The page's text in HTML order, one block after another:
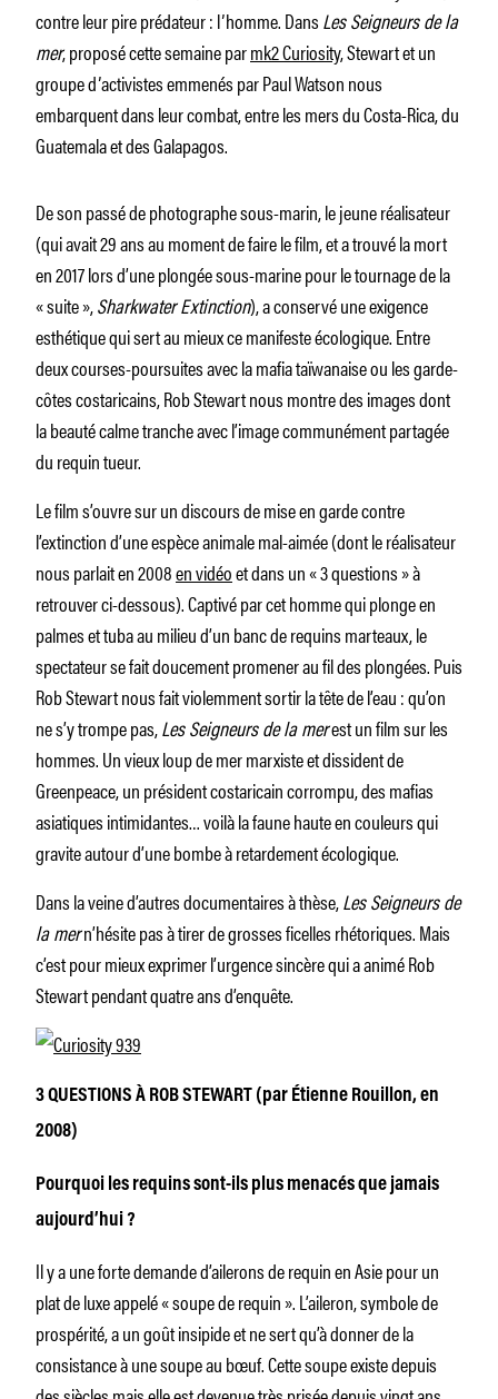
contre leur pire prédateur :lʼhomme.DansLes Seigneurs de la
mer, proposé cette semaine parmk2 Curiosity, Stewart et un
groupedʼactivistesemmenés par Paul Watson nous
embarquent dans leur combat, entre les mers duCosta-Rica, du
Guatemala et des Galapagos.
De son passé de photographe sous-marin, le jeune réalisateur
(qui avait 29 ans au moment de faire le film, et a trouvé la mort
en 2017 lors d’une plongée sous-marine pour le tournage de la
« suite »,Sharkwater Extinction), a conservé une exigence
esthétique qui sert au mieux ce manifeste écologique. Entre
deux courses-poursuites avec la mafia taïwanaise ou les garde-
côtes costaricains, Rob Stewart nous montre des images dont
la beauté calme tranche avec l’image communément partagée
du requin tueur.
Le film s’ouvre sur un discours de mise en garde contre
l’extinction d’une espèce animale mal-aimée (dont le réalisateur
nous parlait en 2008en vidéoet dans un « 3 questions » à
retrouver ci-dessous). Captivé par cet homme qui plonge en
palmes et tuba au milieu d’un banc de requins marteaux, le
spectateur se fait doucement promener au fil des plongées. Puis
Rob Stewart nous fait violemment sortir la tête de l’eau : qu’on
ne s’y trompe pas,Les Seigneurs de la merest un film sur les
hommes. Un vieux loup de mer marxiste et dissident de
Greenpeace, un président costaricain corrompu, des mafias
asiatiques intimidantes… voilà la faune haute en couleurs qui
gravite autour d’une bombe à retardement écologique.
Dans la veine d’autres documentaires à thèse,Les Seigneurs de
la mern’hésite pas à tirer de grosses ficelles rhétoriques. Mais
c’est pour mieux exprimer l’urgence sincère qui a animé Rob
Stewart pendant quatre ans d’enquête.
3 QUESTIONS À ROB STEWART (par Étienne Rouillon, en
2008)
Pourquoi les requins sont-ils plus menacés que jamais
aujourd’hui ?
Il y a une forte demande d’ailerons de requin en Asie pour un
plat de luxe appelé « soupe de requin ». L’aileron, symbole de
prospérité, a un goût insipide et ne sert qu’à donner de la
consistance à une soupe au bœuf. Cette soupe existe depuis